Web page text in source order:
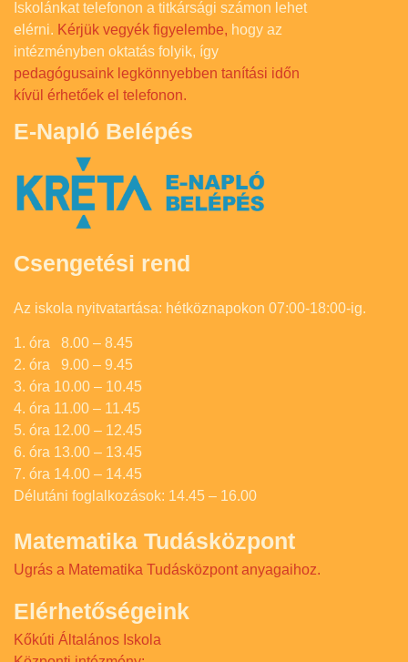
Iskolánkat telefonon a titkársági számon lehet
elérni. Kérjük vegyék figyelembe, hogy az
intézményben oktatás folyik, így
pedagógusaink legkönnyebben tanítási időn
kívül érhetőek el telefonon.
E-Napló Belépés
Csengetési rend
Az iskola nyitvatartása: hétköznapokon 07:00-18:00-ig.
1. óra 8.00 – 8.45
2. óra 9.00 – 9.45
3. óra 10.00 – 10.45
4. óra 11.00 – 11.45
5. óra 12.00 – 12.45
6. óra 13.00 – 13.45
7. óra 14.00 – 14.45
Délutáni foglalkozások: 14.45 – 16.00
Matematika Tudásközpont
Ugrás a Matematika Tudásközpont anyagaihoz.
Elérhetőségeink
Kőkúti Általános Iskola